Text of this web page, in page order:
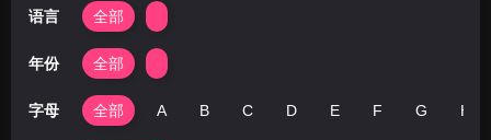
语言 全部
年份 全部
字母 全部 A B C D E F G H